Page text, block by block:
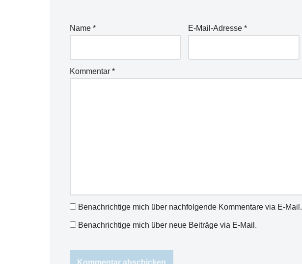
Name * E-Mail-Adresse*
Kommentar *
Benachrichtige mich über nachfolgende Kommentare via E-Mail.
Benachrichtige mich über neue Beiträge via E-Mail.